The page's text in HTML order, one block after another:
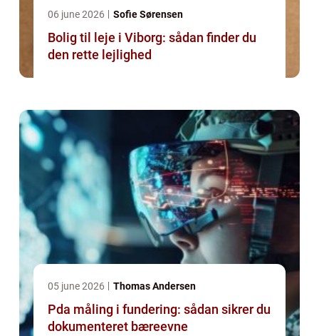
06 june 2026 Sofie Sørensen
Bolig til leje i Viborg: sådan finder du
den rette lejlighed
05 june 2026 Thomas Andersen
Pda måling i fundering: sådan sikrer du
dokumenteret bæreevne